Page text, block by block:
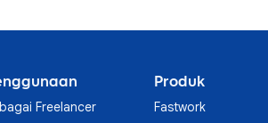
Freelancer
Produk
Fastwork